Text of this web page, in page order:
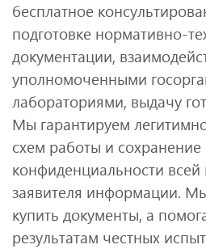
бесплатное
подготовке нормативно-
документации,
уполномоченными
лабораториями, выдачу
Мы гарантируем
схем работы и сохранение
конфиденциальности
заявителя информации.
купить документы, а
результатам честных